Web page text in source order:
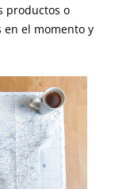
productos o
en el momento y